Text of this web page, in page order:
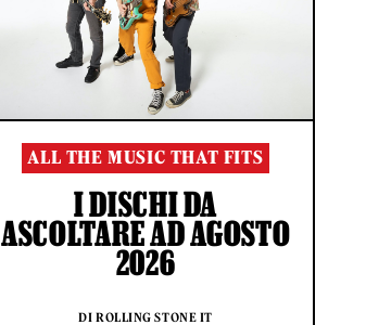
ALL THE MUSIC THAT FITS
I DISCHI DA
ASCOLTARE AD AGOSTO
2026
DI ROLLING STONE IT